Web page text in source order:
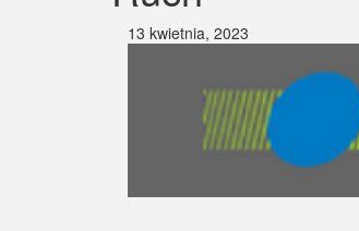
13 kwietnia, 2023